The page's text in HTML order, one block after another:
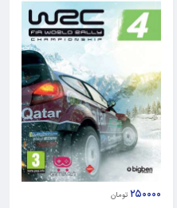
۲۵۰۰۰۰ تومان